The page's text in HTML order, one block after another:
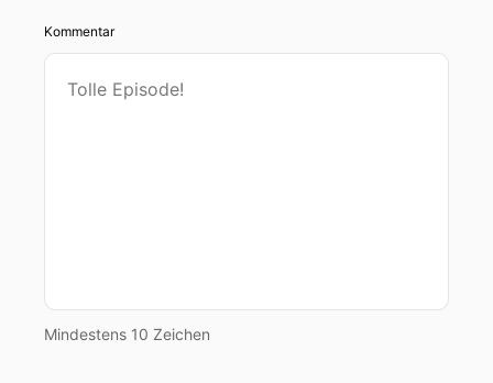
Kommentar
Mindestens 10 Zeichen